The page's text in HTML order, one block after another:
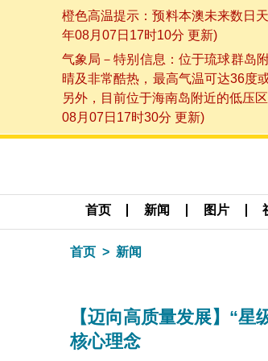
橙色高温提示：预料本澳未来数日
年08月07日17时10分 更新)
气象局－特别信息：位于琉球群岛
晴及非常酷热，最高气温可达36度
另外，目前位于海南岛附近的低压
08月07日17时30分 更新)
首页 新闻 图片
首页 新闻
【迈向高质量发展】“
核心理念